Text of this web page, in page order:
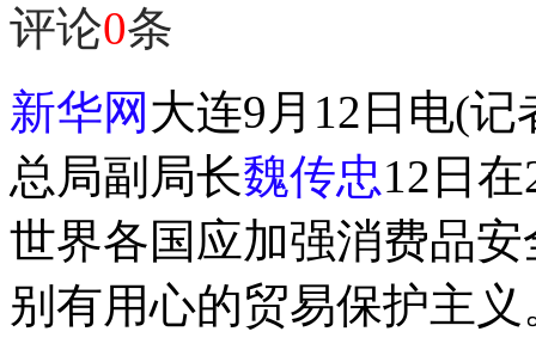
评论0条
新华网 大连9月12日电(
总局副局长魏传忠12日
世界各国应加强消费品
别有用心的贸易保护主义